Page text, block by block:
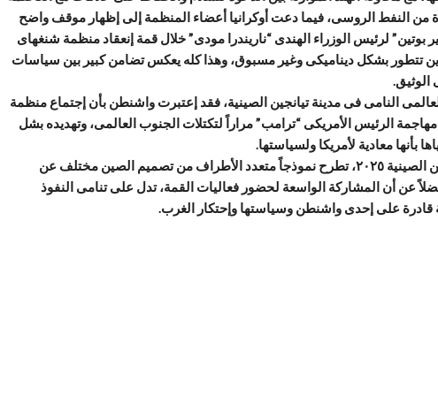
من النفط الروسى، فيما دعت أوكرانيا أعضاء المنظمة إلى إظهار موقف واضح
لرئيس الوزراء الهندى “ناريندرا مودى” خلال قمة إنعقاد منظمة شنغهاى
تتطور بشكل ديناميكى وغير مسبوق، وهذا كله يعكس تضامن كبير بين سياسات
الوثيق.
النامى فى مدينة تيانجين الصينية، فقد إعتبرت واشنطن بأن إجتماع منظمة
الرئيس الأمريكى “ترامب” مراراً لتكتلات الجنوب العالمى، وتهديده بشل
معادية لأمريكا ولسياستها.
وبناءً عليه نفهم، بأن قمة منظمة شنغهاى للتعاون فى مدينة تيانجين الصينية ٢٠٢٥، تطرح نموذجاً متعدد الأطراف من تصميم الصين مختلف عن
فضلاً عن أن المشاركة الواسعة لحضور فعاليات القمة، تدل على تنامى النفوذ
على إحدى واشنطن وسياستها وإحتكار الغرب.